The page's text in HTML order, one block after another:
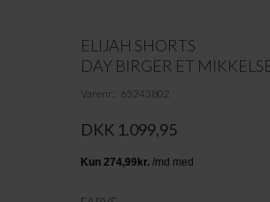
ELIJAH SHORTS
DAY BIRGER ET
Varenr. 65243802
DKK 1.099,95